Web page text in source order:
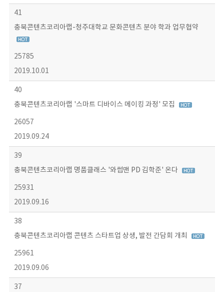
41
충북콘텐츠코리아랩-청주대학교 문화콘텐츠 분야 학과 업무협약
25785
2019.10.01
40
충북콘텐츠코리아랩 '스마트 디바이스 메이킹 과정' 모집
26057
2019.09.24
39
충북콘텐츠코리아랩 명품클래스 '와썹맨 PD 김학준' 온다
25931
2019.09.16
38
충북콘텐츠코리아랩 콘텐츠 스타트업 상생, 발전 간담회 개최
25961
2019.09.06
37